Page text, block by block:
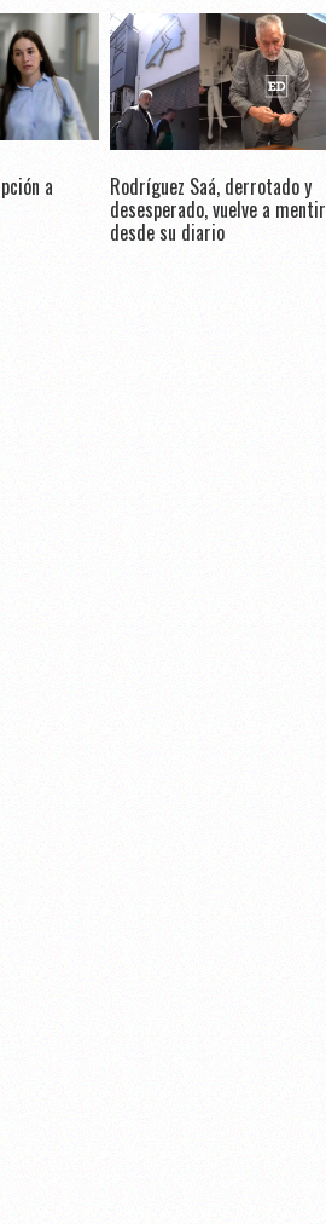
a Rodríguez Saá, derrotado y
desesperado, vuelve a mentir
desde su diario